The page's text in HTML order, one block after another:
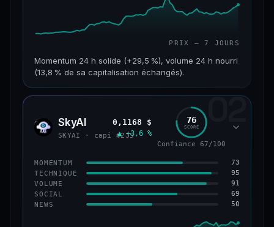
PRIX — 7 JOURS
Momentum 24 h solide (+29,5 %), volume 24 h nourri
(13,8 % de sa capitalisation échangés).
CAP. MARCHÉ VOLUME 24 H
VAR. 7 J VAR. 30 J
+10,2 %
VS ATH
−46,4 %
CONFIANCE 56/100
02
SKYA SkyAI
SKYAI · capi #235
0,1168 $
▲ +3,6 %
76
SCORE
Confiance 67/100
MOMENTUM 73
TECHNIQUE 95
VOLUME 91
SOCIAL 69
NEWS 50